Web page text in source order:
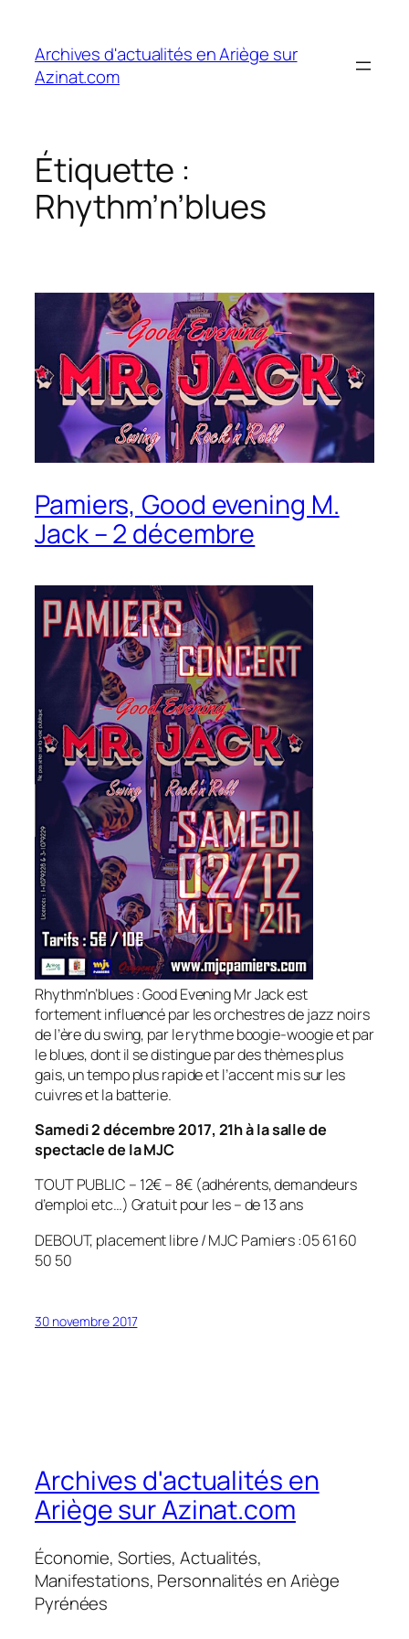
contenu
Archives d'actualités en Ariège sur
Azinat.com
Étiquette :
Rhythm’n’blues
Pamiers, Good evening M.
Jack – 2 décembre
Rhythm’n’blues : Good Evening Mr Jack est
fortement influencé par les orchestres de jazz noirs
de l’ère du swing, par le rythme boogie-woogie et par
le blues, dont il se distingue par des thèmes plus
gais, un tempo plus rapide et l’accent mis sur les
cuivres et la batterie.
Samedi 2 décembre 2017, 21h à la salle de
spectacle de la MJC
TOUT PUBLIC – 12€ – 8€ (adhérents, demandeurs
d’emploi etc…) Gratuit pour les – de 13 ans
DEBOUT, placement libre / MJC Pamiers :05 61 60
50 50
30 novembre 2017
Archives d'actualités en
Ariège sur Azinat.com
Économie, Sorties, Actualités,
Manifestations, Personnalités en Ariège
Pyrénées